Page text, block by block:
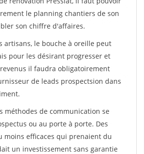
le planning chantiers de son
son chiffre d'affaires.
artisans, le bouche à oreille peut
pour les désirant progresser et
il faudra obligatoirement
de leads prospectsion dans
méthodes de communication se
ou au porte à porte. Des
moins efficaces qui prenaient du
un investissement sans garantie